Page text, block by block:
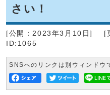
さい！
[公開： 2023年3月10日] [
ID:1065
SNSへのリンクは別ウィンドウ